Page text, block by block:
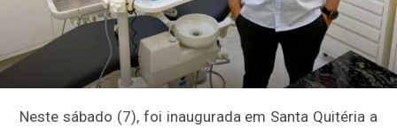
Neste sábado (7), foi inaugurada em Santa Quitéria a